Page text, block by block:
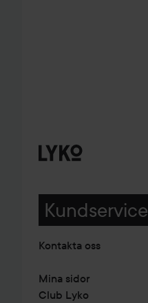
Kundservice
Kontakta oss
Mina sidor
Club Lyko